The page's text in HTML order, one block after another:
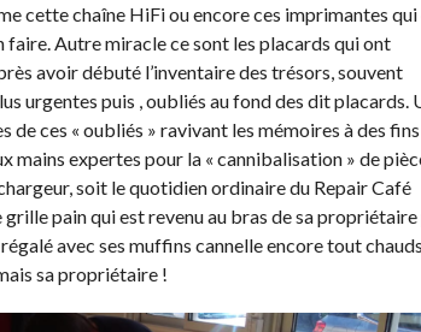
cette chaîne HiFi ou encore ces imprimantes
faire. Autre miracle ce sont les placards qui ont
avoir débuté l’inventaire des trésors, souvent
urgentes puis , oubliés au fond des dit placards.
ces « oubliés » ravivant les mémoires à des
mains expertes pour la « cannibalisation » de
soit le quotidien ordinaire du Repair Café
grille pain qui est revenu au bras de sa
avec ses muffins cannelle encore tout
sa propriétaire !